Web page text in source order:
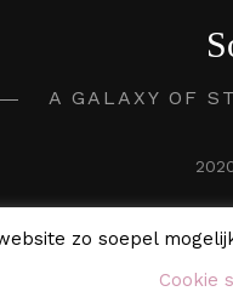
A GALAXY OF
zo soepel
Cookie